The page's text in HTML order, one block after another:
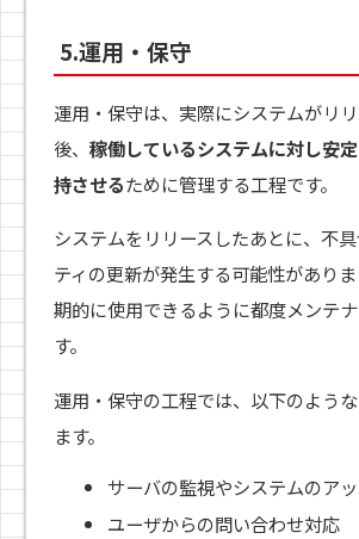
5.運用・保守
運用・保守は、実際にシステムがリ
後、 稼働しているシステムに対し安
持させるために管理する工程です。
システムをリリースしたあとに、不
ティの更新が発生する可能性があり
期的に使用できるように都度メンテ
す。
運用・保守の工程では、以下のよう
ます。
サーバの監視やシステムのア
ユーザからの問い合わせ対応